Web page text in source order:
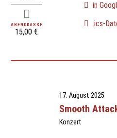
ABENDKASSE
15,00 €
in
.ics-
17. August 2025
Smooth
Konzert